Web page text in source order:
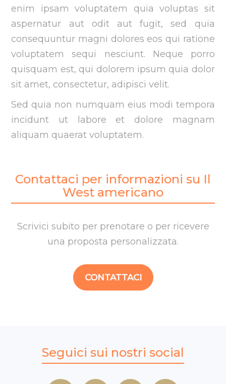
enim ipsam voluptatem quia voluptas sit
aspernatur aut odit aut fugit, sed quia
consequuntur magni dolores eos qui ratione
voluptatem sequi nesciunt. Neque porro
quisquam est, qui dolorem ipsum quia dolor
sit amet, consectetur, adipisci velit.
Sed quia non numquam eius modi tempora
incidunt ut labore et dolore magnam
aliquam quaerat voluptatem.
Contattaci per informazioni su Il
West americano
Scrivici subito per prenotare o per ricevere
una proposta personalizzata.
CONTATTACI
Seguici sui nostri social